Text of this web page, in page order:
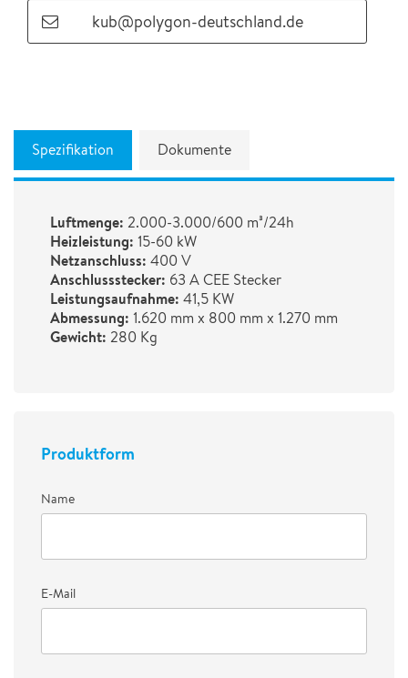
kub@polygon-deutschland.de
Spezifikation Dokumente
Luftmenge: 2.000-3.000/600 m³/24h
Heizleistung: 15-60 kW
Netzanschluss: 400 V
Anschlussstecker: 63 A CEE Stecker
Leistungsaufnahme: 41,5 KW
Abmessung: 1.620 mm x 800 mm x 1.270 mm
Gewicht: 280 Kg
Produktform
Name
E-Mail